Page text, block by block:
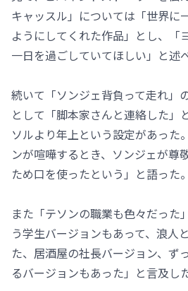
キャッスル」については「世界に
ようにしてくれた作品」とし、「
一日を過ごしていてほしい」と述
続いて「ソンジェ背負って走れ」
として「脚本家さんと連絡した」
ソルより年上という設定があった
ンが喧嘩するとき、ソンジェが尊
ため口を使ったという」と語った。
また「テソンの職業も色々だった
う学生バージョンもあって、浪人
た、居酒屋の社長バージョン、ず
るバージョンもあった」と言及した